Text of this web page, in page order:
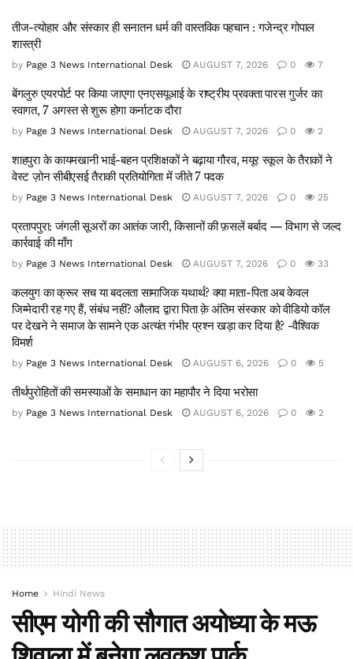
तीज-त्योहार और संस्कार ही सनातन धर्म की वास्तविक पहचान : गजेन्द्र गोपाल
शास्त्री
by Page 3 News International Desk AUGUST 7, 2026 0 7
बेंगलुरु एयरपोर्ट पर किया जाएगा एनएसयूआई के राष्ट्रीय प्रवक्ता पारस गुर्जर का
स्वागत, 7 अगस्त से शुरू होगा कर्नाटक दौरा
by Page 3 News International Desk AUGUST 7, 2026 0 2
शाहपुरा के कायमखानी भाई-बहन प्रशिक्षकों ने बढ़ाया गौरव, मयूर स्कूल के तैराकों ने
वेस्ट ज़ोन सीबीएसई तैराकी प्रतियोगिता में जीते 7 पदक
by Page 3 News International Desk AUGUST 7, 2026 0 25
प्रतापपुरा: जंगली सूअरों का आतंक जारी, किसानों की फ़सलें बर्बाद — विभाग से जल्द
कार्रवाई की माँग
by Page 3 News International Desk AUGUST 7, 2026 0 33
कलयुग का क्रूर सच या बदलता सामाजिक यथार्थ? क्या माता-पिता अब केवल
जिम्मेदारी रह गए हैं, संबंध नहीं? औलाद द्वारा पिता क़े अंतिम संस्कार को वीडियो कॉल
पर देखने ने समाज के सामने एक अत्यंत गंभीर प्रश्न खड़ा कर दिया है? -वैश्विक
विमर्श
by Page 3 News International Desk AUGUST 6, 2026 0 5
तीर्थपुरोहितों की समस्याओं के समाधान का महापौर ने दिया भरोसा
by Page 3 News International Desk AUGUST 6, 2026 0 2
Home Hindi News
सीएम योगी की सौगात अयोध्या के मऊ